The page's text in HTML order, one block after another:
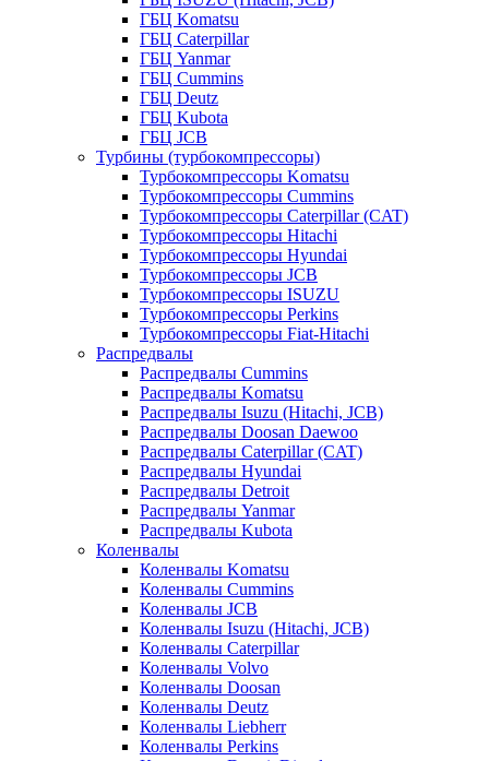
ГБЦ Komatsu
ГБЦ Caterpillar
ГБЦ Yanmar
ГБЦ Cummins
ГБЦ Deutz
ГБЦ Kubota
ГБЦ JCB
Турбины (турбокомпрессоры)
Турбокомпрессоры Komatsu
Турбокомпрессоры Cummins
Турбокомпрессоры Caterpillar (CAT)
Турбокомпрессоры Hitachi
Турбокомпрессоры Hyundai
Турбокомпрессоры JCB
Турбокомпрессоры ISUZU
Турбокомпрессоры Perkins
Турбокомпрессоры Fiat-Hitachi
Распредвалы
Распредвалы Cummins
Распредвалы Komatsu
Распредвалы Isuzu (Hitachi, JCB)
Распредвалы Doosan Daewoo
Распредвалы Caterpillar (CAT)
Распредвалы Hyundai
Распредвалы Detroit
Распредвалы Yanmar
Распредвалы Kubota
Коленвалы
Коленвалы Komatsu
Коленвалы Cummins
Коленвалы JCB
Коленвалы Isuzu (Hitachi, JCB)
Коленвалы Caterpillar
Коленвалы Volvo
Коленвалы Doosan
Коленвалы Deutz
Коленвалы Liebherr
Коленвалы Perkins